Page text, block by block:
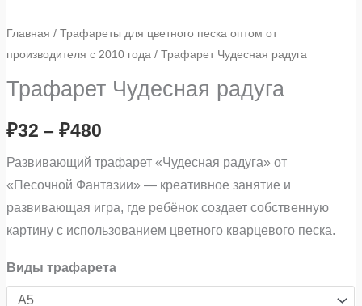
Главная /Трафареты для цветного песка оптом от
производителя с 2010 года / Трафарет Чудесная радуга
Трафарет Чудесная радуга
₽32 – ₽480
Развивающий трафарет «Чудесная радуга» от
«Песочной Фантазии» — креативное занятие и
развивающая игра, где ребёнок создает собственную
картину с использованием цветного кварцевого песка.
Виды трафарета